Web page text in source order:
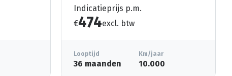
Indicatieprijs p.m.
€474excl. btw
Looptijd
36 maanden
Km/jaar
10.000